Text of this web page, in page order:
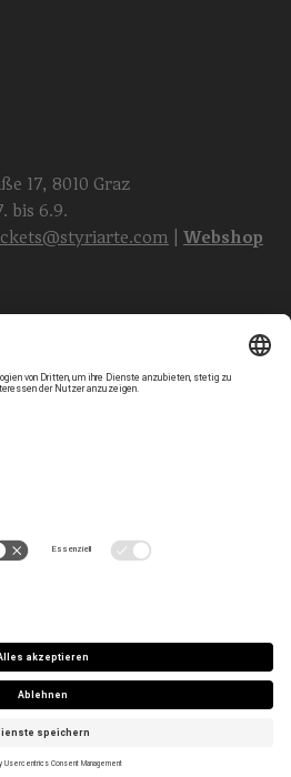
17, 8010 Graz
bis 6.9.
Webshop
Impressum
Datenschutz
Haltung